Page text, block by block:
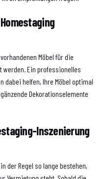
Möbel für die
werden. Ein professionelles
dabei helfen, Ihre Möbel optimal
Dekorationselemente
Inszenierung
der Regel so lange bestehen,